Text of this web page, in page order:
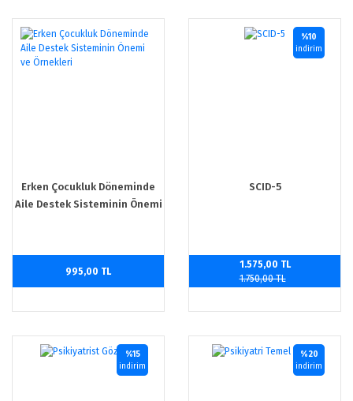
Erken Çocukluk Döneminde
Aile Destek Sisteminin Önemi
995,00 TL
SCID-5
%10
indirim
1.575,00 TL
1.750,00 TL
%15
indirim
%20
indirim